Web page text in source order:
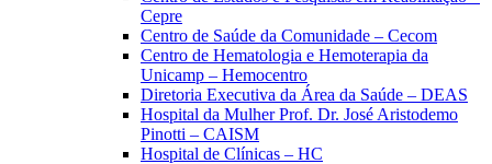
Cepre
Centro de Saúde da Comunidade – Cecom
Centro de Hematologia e Hemoterapia da
Unicamp – Hemocentro
Diretoria Executiva da Área da Saúde – DEAS
Hospital da Mulher Prof. Dr. José Aristodemo
Pinotti – CAISM
Hospital de Clínicas – HC